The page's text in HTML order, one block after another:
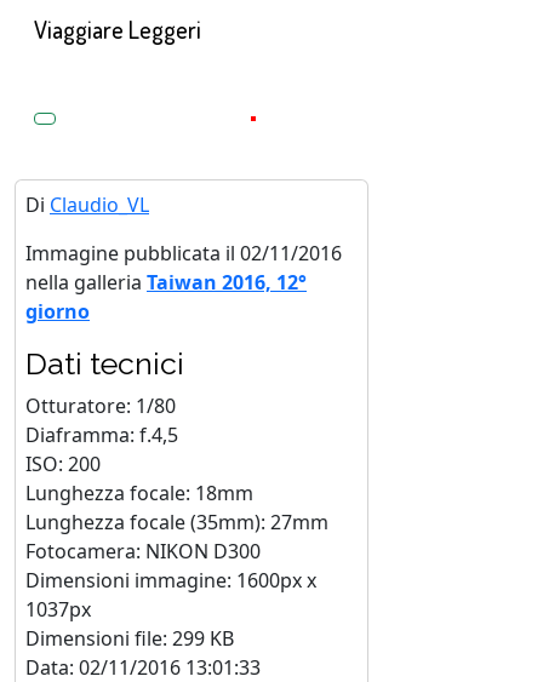
Viaggiare Leggeri
Di Claudio_VL
Immagine pubblicata il 02/11/2016
nella galleria Taiwan 2016, 12°
giorno
Dati tecnici
Otturatore: 1/80
Diaframma: f.4,5
ISO: 200
Lunghezza focale: 18mm
Lunghezza focale (35mm): 27mm
Fotocamera: NIKON D300
Dimensioni immagine: 1600px x
1037px
Dimensioni file: 299 KB
Data: 02/11/2016 13:01:33